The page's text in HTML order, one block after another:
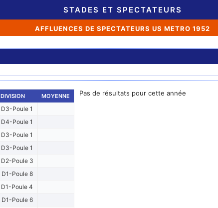
STADES ET SPECTATEURS
AFFLUENCES DE SPECTATEURS US METRO 1952
DIVISION MOYENNE
D3-Poule 1
D4-Poule 1
D3-Poule 1
D3-Poule 1
D2-Poule 3
D1-Poule 8
D1-Poule 4
D1-Poule 6
Pas de résultats pour cette année